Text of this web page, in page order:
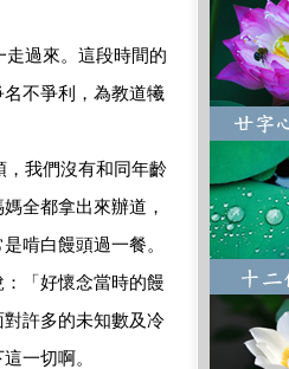
過來。這段時間的
不爭利，為教道犧
我們沒有和同年齡
全都拿出來辦道，
啃白饅頭過一餐。
「好懷念當時的饅
許多的未知數及冷
一切啊。